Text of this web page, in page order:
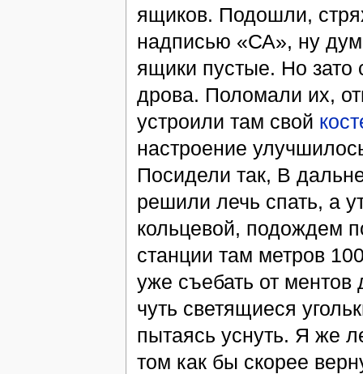
ящиков. Подошли,
надписью «СА», ну
ящики пустые. Но зато
дрова. Поломали их,
устроили там свой
настроение
Посидели так, В
решили лечь спать, а
кольцевой, подождем
станции там метров
уже съебать от
чуть светящиеся
пытаясь уснуть. Я же
том как бы скорее